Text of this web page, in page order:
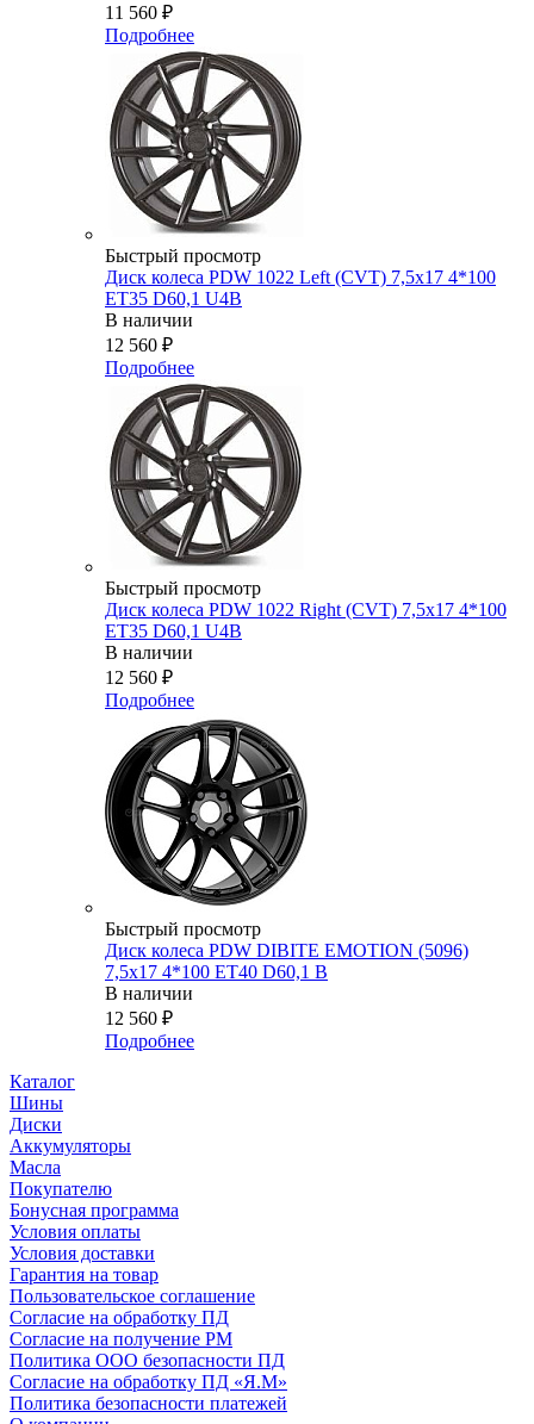
11 560 ₽
Подробнее
Быстрый просмотр
Диск колеса PDW 1022 Left (CVT) 7,5x17 4*100
ET35 D60,1 U4B
В наличии
12 560 ₽
Подробнее
Быстрый просмотр
Диск колеса PDW 1022 Right (CVT) 7,5x17 4*100
ET35 D60,1 U4B
В наличии
12 560 ₽
Подробнее
Быстрый просмотр
Диск колеса PDW DIBITE EMOTION (5096)
7,5x17 4*100 ET40 D60,1 B
В наличии
12 560 ₽
Подробнее
Каталог
Шины
Диски
Аккумуляторы
Масла
Покупателю
Бонусная программа
Условия оплаты
Условия доставки
Гарантия на товар
Пользовательское соглашение
Согласие на обработку ПД
Согласие на получение РМ
Политика ООО безопасности ПД
Согласие на обработку ПД «Я.М»
Политика безопасности платежей